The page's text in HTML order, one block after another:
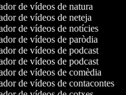
de vídeos de natura
de vídeos de neteja
de vídeos de notícies
de vídeos de paròdia
de vídeos de podcast
de vídeos de podcast
de vídeos de comèdia
de vídeos de contacontes